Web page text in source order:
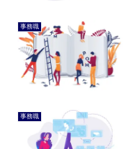
事務職
事務職